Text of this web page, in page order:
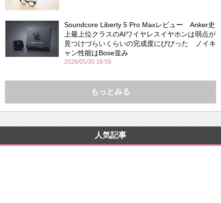
Soundcore Liberty 5 Pro Maxレビュー Anker史
上最上位クラスのAIワイヤレスイヤホンは弱点が
見つけづらいくらいの完成度にびびった ノイキ
ャン性能はBose並み
2026/05/30 16:56
もっとみる
人気記事